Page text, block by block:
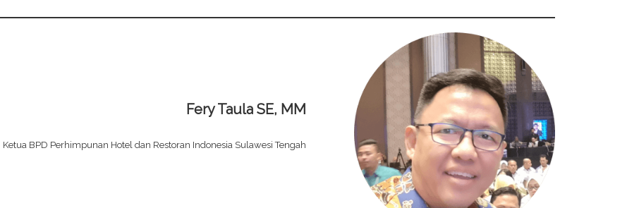
Fery Taula SE, MM
Ketua BPD Perhimpunan Hotel dan Restoran Indonesia Sulawesi Tengah